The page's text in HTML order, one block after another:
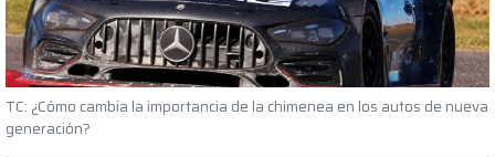
TC: ¿Cómo cambia la importancia de la chimenea en los autos de nueva
generación?